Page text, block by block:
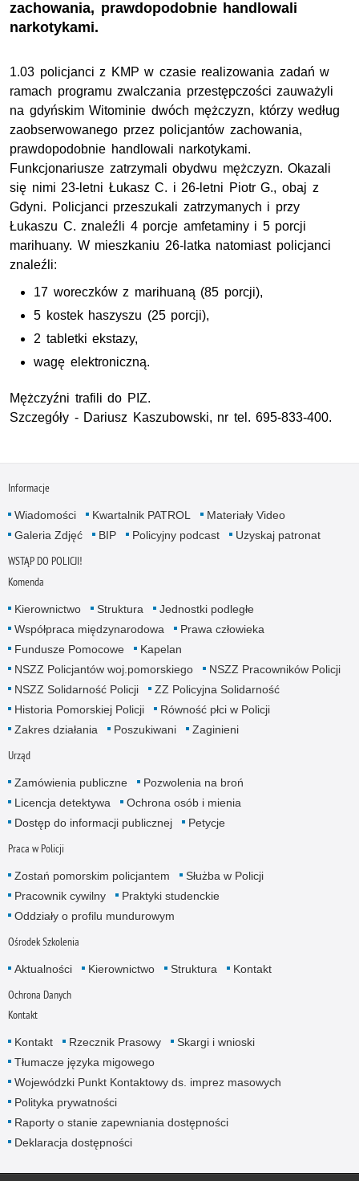
zachowania, prawdopodobnie handlowali
narkotykami.
1.03 policjanci z KMP w czasie realizowania zadań w
ramach programu zwalczania przestępczości zauważyli
na gdyńskim Witominie dwóch mężczyzn, którzy według
zaobserwowanego przez policjantów zachowania,
prawdopodobnie handlowali narkotykami.
Funkcjonariusze zatrzymali obydwu mężczyzn. Okazali
się nimi 23-letni Łukasz C. i 26-letni Piotr G., obaj z
Gdyni. Policjanci przeszukali zatrzymanych i przy
Łukaszu C. znaleźli 4 porcje amfetaminy i 5 porcji
marihuany. W mieszkaniu 26-latka natomiast policjanci
znaleźli:
17 woreczków z marihuaną (85 porcji),
5 kostek haszyszu (25 porcji),
2 tabletki ekstazy,
wagę elektroniczną.
Mężczyźni trafili do PIZ.
Szczegóły - Dariusz Kaszubowski, nr tel. 695-833-400.
Informacje
Wiadomości Kwartalnik PATROL
Materiały Video
Galeria Zdjęć
BIP Policyjny podcast Uzyskaj patronat
WSTĄP DO POLICJI!
Komenda
Kierownictwo Struktura
Jednostki podległe
Współpraca międzynarodowa
Prawa człowieka
Fundusze Pomocowe
Kapelan
NSZZ Policjantów woj.pomorskiego
NSZZ Pracowników Policji
NSZZ Solidarność Policji
ZZ Policyjna Solidarność
Historia Pomorskiej Policji
Równość płci w Policji
Zakres działania
Poszukiwani Zaginieni
Urząd
Zamówienia publiczne
Pozwolenia na broń
Licencja detektywa
Ochrona osób i mienia
Dostęp do informacji publicznej
Petycje
Praca w Policji
Zostań pomorskim policjantem
Służba w Policji
Pracownik cywilny
Praktyki studenckie
Oddziały o profilu mundurowym
Ośrodek Szkolenia
Aktualności Kierownictwo Struktura Kontakt
Ochrona Danych
Kontakt
Kontakt Rzecznik Prasowy
Skargi i wnioski
Tłumacze języka migowego
Wojewódzki Punkt Kontaktowy ds. imprez masowych
Polityka prywatności
Raporty o stanie zapewniania dostępności
Deklaracja dostępności